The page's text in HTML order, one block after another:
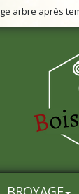
arbre après